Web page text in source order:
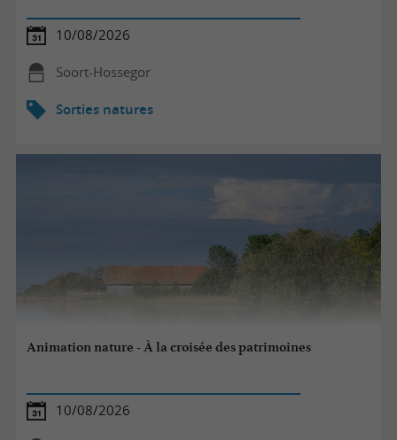
10/08/2026
Soort-Hossegor
Sorties natures
Animation nature - À la croisée des patrimoines
10/08/2026